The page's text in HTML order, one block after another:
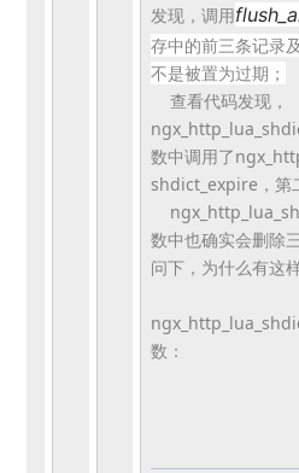
发现，调用flush_
存中的前三条记录
不是被置为过期；
查看代码发现，
数中调用了
shdict_expire，第
数中也确实会删除
问下， 为什么有这
数：